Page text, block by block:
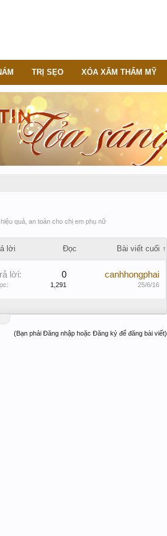
quả, an toàn cho chị em phụ nữ
lời Đọc Bài viết cuối ↑
lời: 0
1,291
canhhongphai
25/6/16
(Bạn phải Đăng nhập hoặc Đăng ký để đăng bài viết)
TRỊ SẸO XÓA XĂM THẨM MỸ